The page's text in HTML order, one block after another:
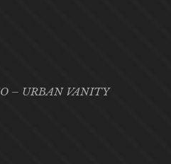
– URBAN VANITY